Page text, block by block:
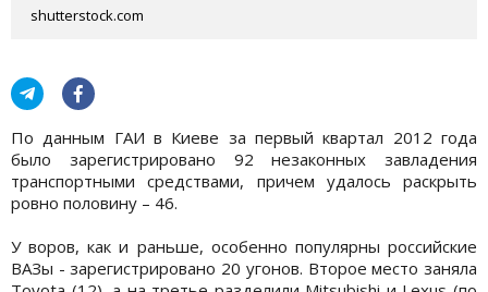
shutterstock.com
По данным ГАИ в Киеве за первый квартал 2012 года
было зарегистрировано 92 незаконных завладения
транспортными средствами, причем удалось раскрыть
ровно половину – 46.
У воров, как и раньше, особенно популярны российские
ВАЗы - зарегистрировано 20 угонов. Второе место заняла